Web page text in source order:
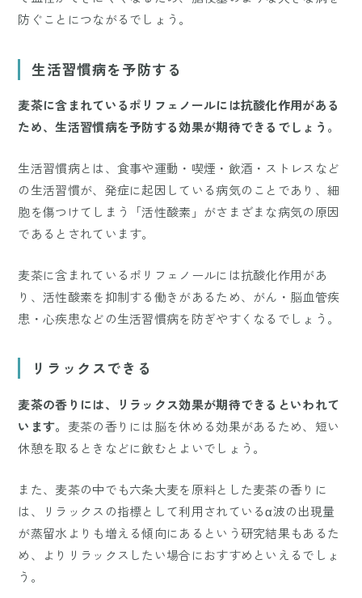
防ぐことにつながるでしょう。
生活習慣病を予防する
麦茶に含まれているポリフェノールには抗酸化作用がある
ため、生活習慣病を予防する効果が期待できるでしょう。
生活習慣病とは、食事や運動・喫煙・飲酒・ストレスなど
の生活習慣が、発症に起因している病気のことであり、細
胞を傷つけてしまう「活性酸素」がさまざまな病気の原因
であるとされています。
麦茶に含まれているポリフェノールには抗酸化作用があ
り、活性酸素を抑制する働きがあるため、がん・脳血管疾
患・心疾患などの生活習慣病を防ぎやすくなるでしょう。
リラックスできる
麦茶の香りには、リラックス効果が期待できるといわれて
います。 麦茶の香りには脳を休める効果があるため、短い
休憩を取るときなどに飲むとよいでしょう。
また、麦茶の中でも六条大麦を原料とした麦茶の香りに
は、リラックスの指標として利用されているα波の出現量
が蒸留水よりも増える傾向にあるという研究結果もあるた
め、よりリラックスしたい場合におすすめといえるでしょ
う。